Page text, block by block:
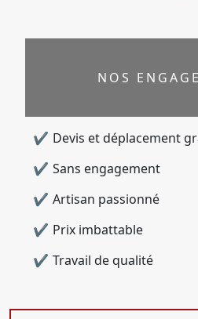
NOS
Devis et déplacement
Sans engagement
Artisan passionné
Prix imbattable
Travail de qualité